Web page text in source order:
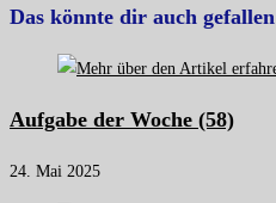
Das könnte dir auch gefallen
Aufgabe der Woche (58)
24. Mai 2025